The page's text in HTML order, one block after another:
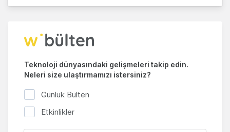
Teknoloji dünyasındaki gelişmeleri takip edin.
Neleri size ulaştırmamızı istersiniz?
Günlük Bülten
Etkinlikler